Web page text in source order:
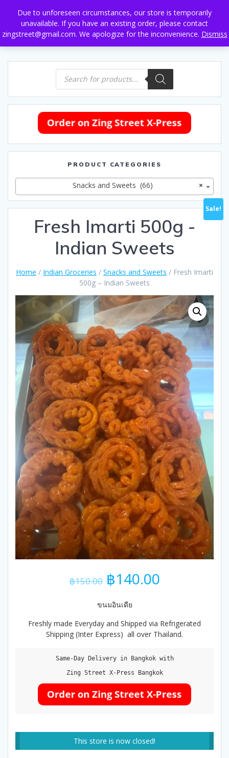
Due to unforeseen circumstances, our store is temporarily
unavailable. If you have an existing order, please contact
zingstreet@gmail.com. We apologize for the inconvenience. Dismiss
to
content
Products
search
PRODUCT CATEGORIES
×
Snacks and Sweets (66)
Fresh Imarti 500g -
Indian Sweets
Home / Indian Groceries / Snacks and Sweets / Fresh Imarti
500g – Indian Sweets
Sale!
฿150.00 Original
price
was:
฿150.00.
฿140.00Current
ขนมอินเดีย
Freshly made Everyday and Shipped via Refrigerated
Shipping (Inter Express) all over Thailand.
Same-Day Delivery in Bangkok with
Zing Street X-Press Bangkok
This store is now closed!